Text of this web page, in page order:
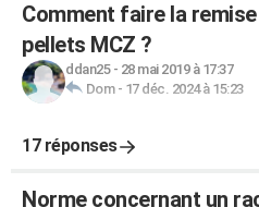
Comment faire la
pellets MCZ ?
ddan25- 28 mai 2019 à 17:37
Dom- 17 déc. 2024 à 15:23
17 réponses
Norme concernant un